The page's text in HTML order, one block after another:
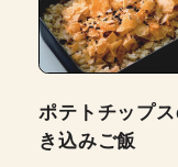
ポテトチップ
き込みご飯